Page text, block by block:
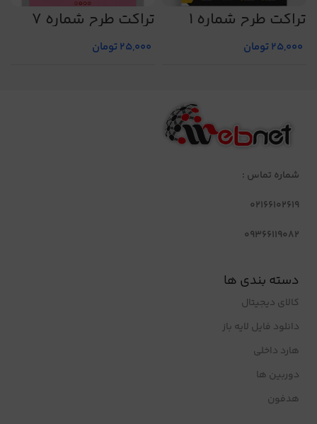
تراکت طرح شماره 1
25,000تومان
تراکت طرح شماره 7
25,000تومان
شماره تماس :
02166102619
09366119082
دسته بندی ها
کالای دیجیتال
دانلود فایل لایه باز
هارد داخلی
دوربین ها
هدفون